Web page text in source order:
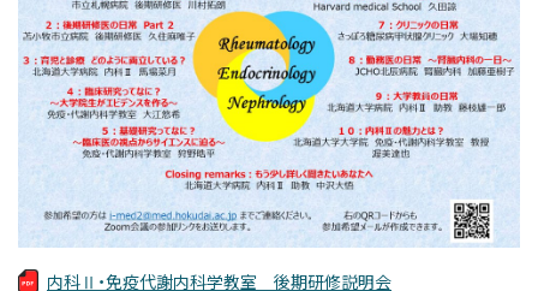
内科Ⅱ・免疫代謝内科学教室 後期研修説明会